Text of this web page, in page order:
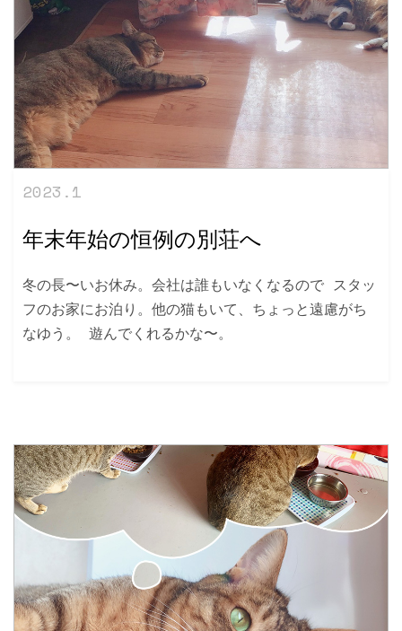
2023.1
年末年始の恒例の別荘へ
冬の長〜いお休み。会社は誰もいなくなるので スタッ
フのお家にお泊り。他の猫もいて、ちょっと遠慮がち
なゆう。 遊んでくれるかな〜。